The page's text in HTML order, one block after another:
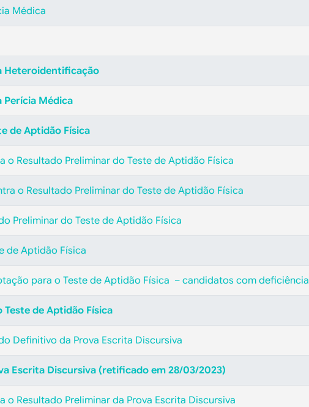
Médica
Heteroidentificação
Perícia Médica
de Aptidão Física
o Resultado Preliminar do Teste de Aptidão Física
o Resultado Preliminar do Teste de Aptidão Física
Preliminar do Teste de Aptidão Física
de Aptidão Física
para o Teste de Aptidão Física – candidatos com deficiência
de Aptidão Física
Definitivo da Prova Escrita Discursiva
Escrita Discursiva (retificado em 28/03/2023)
o Resultado Preliminar da Prova Escrita Discursiva